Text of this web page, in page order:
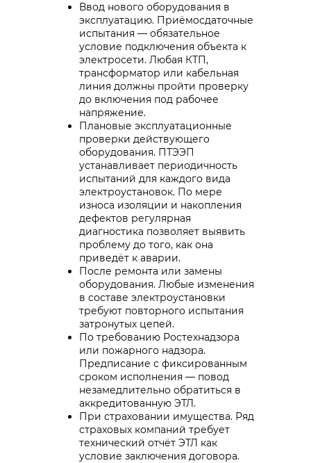
Ввод нового оборудования в
эксплуатацию. Приёмосдаточные
испытания — обязательное
условие подключения объекта к
электросети. Любая КТП,
трансформатор или кабельная
линия должны пройти проверку
до включения под рабочее
напряжение.
Плановые эксплуатационные
проверки действующего
оборудования. ПТЭЭП
устанавливает периодичность
испытаний для каждого вида
электроустановок. По мере
износа изоляции и накопления
дефектов регулярная
диагностика позволяет выявить
проблему до того, как она
приведёт к аварии.
После ремонта или замены
оборудования. Любые изменения
в составе электроустановки
требуют повторного испытания
затронутых цепей.
По требованию Ростехнадзора
или пожарного надзора.
Предписание с фиксированным
сроком исполнения — повод
незамедлительно обратиться в
аккредитованную ЭТЛ.
При страховании имущества. Ряд
страховых компаний требует
технический отчёт ЭТЛ как
условие заключения договора.